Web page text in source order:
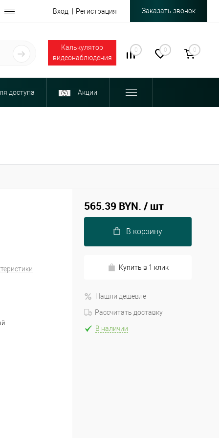
Вход Регистрация Заказать звонок
Калькулятор
видеонаблюдения
0 0 0
доступа Акции
565.39 BYN. / шт
В корзину
Купить в 1 клик
Нашли дешевле
Рассчитать доставку
В наличии